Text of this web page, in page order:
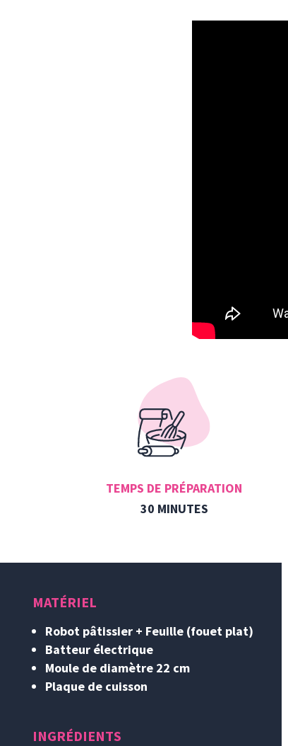
TEMPS DE PRÉPARATION
30 MINUTES
MATÉRIEL
Robot pâtissier + Feuille (fouet plat)
Batteur électrique
Moule de diamètre 22 cm
Plaque de cuisson
INGRÉDIENTS